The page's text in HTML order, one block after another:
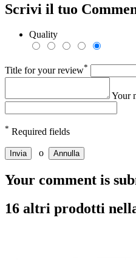
Scrivi il tuo
Quality
Title for your review*
Your
* Required fields
Invia o Annulla
Your comment is
16 altri prodotti